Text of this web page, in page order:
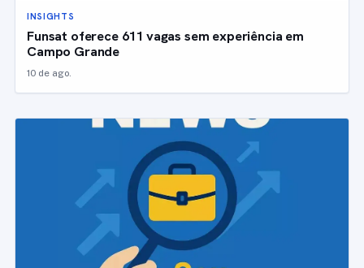
INSIGHTS
Funsat oferece 611 vagas sem experiência em
Campo Grande
10 de ago.